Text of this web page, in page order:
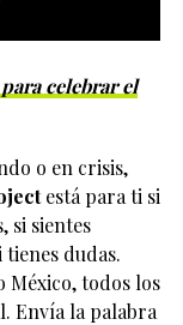
celebrar el
o en crisis,
está para ti si
si sientes
dudas.
México, todos los
Envía la palabra